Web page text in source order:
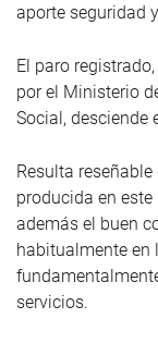
aporte seguridad
El paro
por el Ministerio
Social, desciende
Resulta
producida en
además el buen
habitualmente en
servicios.